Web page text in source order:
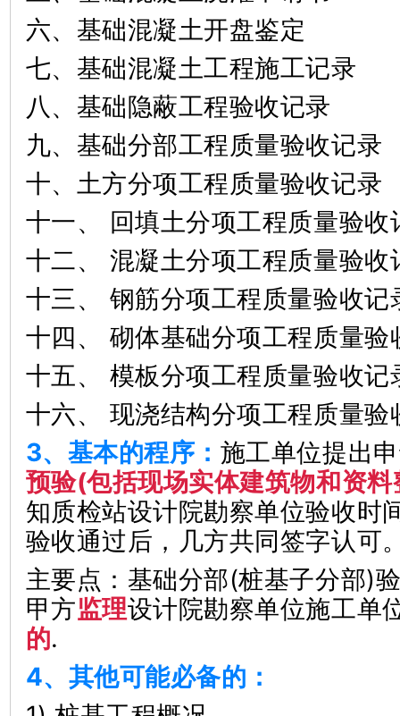
六、基础混凝土开盘鉴定
七、基础混凝土工程施工记录
八、基础隐蔽工程验收记录
九、基础分部工程质量验收记录
十、土方分项工程质量验收记录
十一、 回填土分项工程质量验
十二、 混凝土分项工程质量验
十三、 钢筋分项工程质量验收
十四、 砌体基础分项工程质量
十五、 模板分项工程质量验收
十六、 现浇结构分项工程质量验
3、基本的程序： 施工单位提出
预验(包括现场实体建筑物和资
知质检站设计院勘察单位验收
验收通过后，几方共同签字认可
主要点：基础分部(桩基子分部)
甲方监理设计院勘察单位施工单
的.
4、其他可能必备的：